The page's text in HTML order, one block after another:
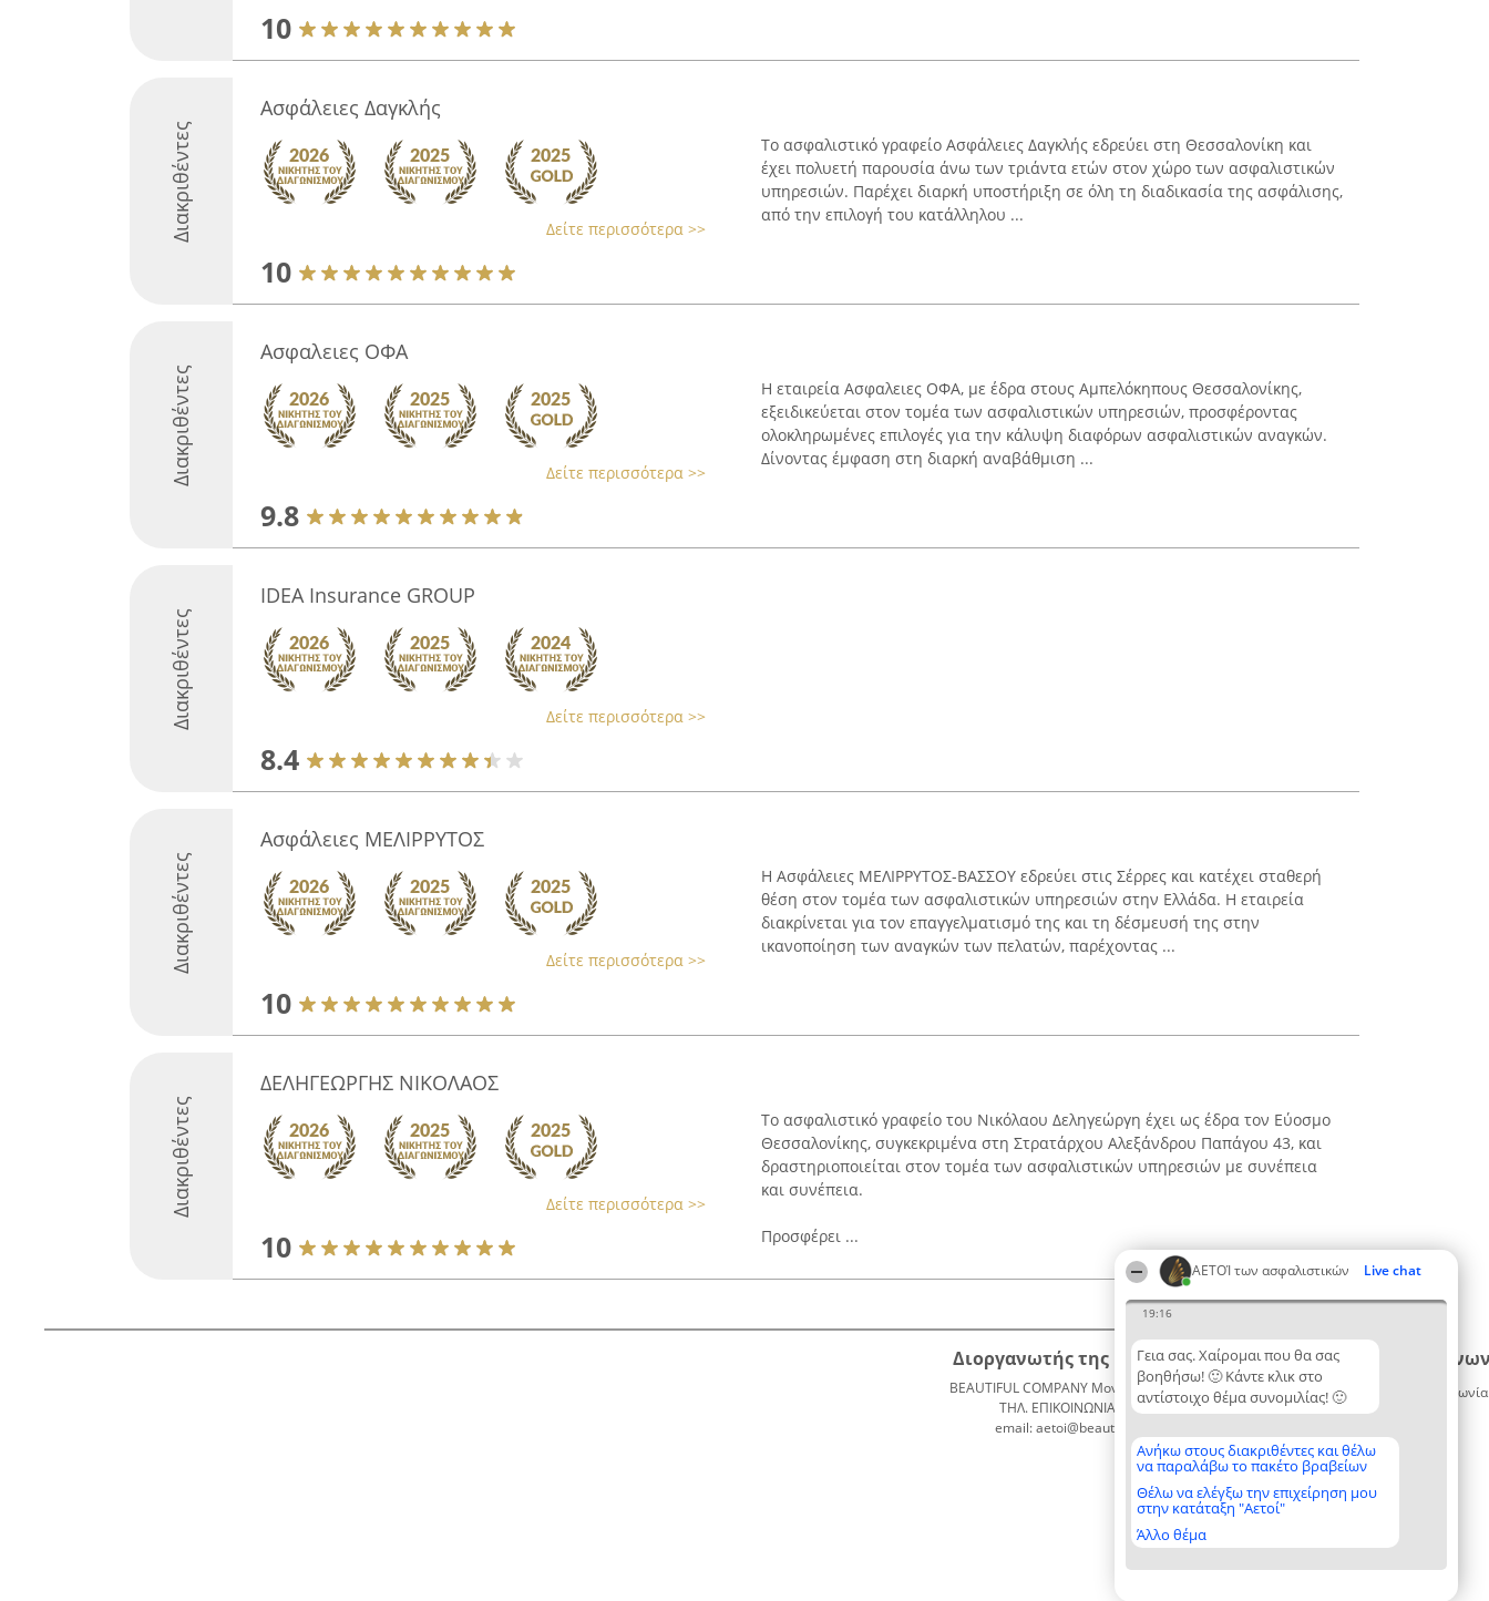
ΑΕΤΟΊ των ασφαλιστικών Live chat
19:16
Γεια σας. Χαίρομαι που θα σας
βοηθήσω! 🙂 Κάντε κλικ στο
αντίστοιχο θέμα συνομιλίας! 🙂
Ανήκω στους διακριθέντες και θέλω
να παραλάβω το πακέτο βραβείων
Θέλω να ελέγξω την επιχείρηση μου
στην κατάταξη "Αετοί"
Άλλο θέμα
10
Διακριθέντες
Ασφάλειες Δαγκλής
Δείτε περισσότερα >>
10
Το ασφαλιστικό γραφείο Ασφάλειες Δαγκλής εδρεύει στη Θεσσαλονίκη και
έχει πολυετή παρουσία άνω των τριάντα ετών στον χώρο των ασφαλιστικών
υπηρεσιών. Παρέχει διαρκή υποστήριξη σε όλη τη διαδικασία της ασφάλισης,
από την επιλογή του κατάλληλου ...
Διακριθέντες
Ασφαλειες ΟΦΑ
Δείτε περισσότερα >>
9.8
Η εταιρεία Ασφαλειες ΟΦΑ, με έδρα στους Αμπελόκηπους Θεσσαλονίκης,
εξειδικεύεται στον τομέα των ασφαλιστικών υπηρεσιών, προσφέροντας
ολοκληρωμένες επιλογές για την κάλυψη διαφόρων ασφαλιστικών αναγκών.
Δίνoντας έμφαση στη διαρκή αναβάθμιση ...
Διακριθέντες
IDEA Insurance GROUP
Δείτε περισσότερα >>
8.4
Διακριθέντες
Ασφάλειες ΜΕΛΙΡΡΥΤΟΣ
Δείτε περισσότερα >>
10
Η Ασφάλειες ΜΕΛΙΡΡΥΤΟΣ-ΒΑΣΣΟΥ εδρεύει στις Σέρρες και κατέχει σταθερή
θέση στον τομέα των ασφαλιστικών υπηρεσιών στην Ελλάδα. Η εταιρεία
διακρίνεται για τον επαγγελματισμό της και τη δέσμευσή της στην
ικανοποίηση των αναγκών των πελατών, παρέχοντας ...
Διακριθέντες
ΔΕΛΗΓΕΩΡΓΗΣ ΝΙΚΟΛΑΟΣ
Δείτε περισσότερα >>
10
Το ασφαλιστικό γραφείο του Νικόλαου Δεληγεώργη έχει ως έδρα τον Εύοσμο
Θεσσαλονίκης, συγκεκριμένα στη Στρατάρχου Αλεξάνδρου Παπάγου 43, και
δραστηριοποιείται στον τομέα των ασφαλιστικών υπηρεσιών με συνέπεια
και συνέπεια.
Προσφέρει ...
Διοργανωτής της κατάταξης
BEAUTIFUL COMPANY Μονοπρόσωπη ΙΚΕ
ΤΗΛ. ΕΠΙΚΟΙΝΩΝΙΑΣ: 2104128019
email: aetoi@beautifulcompany.co
Κατάταξη
Διακριθέντες
Λίστα
διακριθέντων
Μεθοδολογία
Όροι &
προϋποθέσεις
ΑΠΟΡΡΗΤΟΥ
Επικοινωνία